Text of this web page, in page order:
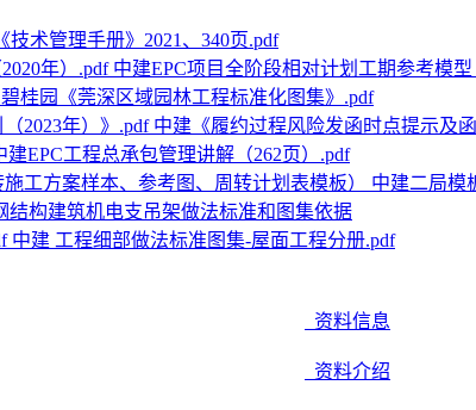
技术管理手册》2021、340页.pdf
中建EPC项目全阶段相对计划工期参考模型
碧桂园《莞深区域园林工程标准化图集》.pdf
中建《履约过程风险发函时点提示及
建EPC工程总承包管理讲解（262页）.pdf
中建二局模
结构建筑机电支吊架做法标准和图集依据
中建 工程细部做法标准图集-屋面工程分册.pdf
资料信息
资料介绍